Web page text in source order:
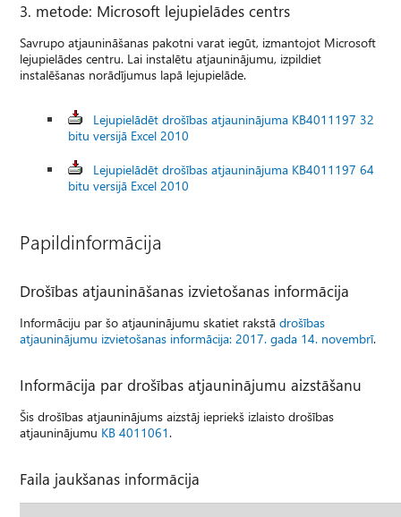
3. metode: Microsoft lejupielādes centrs
Savrupo atjaunināšanas pakotni varat iegūt, izmantojot Microsoft
lejupielādes centru. Lai instalētu atjauninājumu, izpildiet
instalēšanas norādījumus lapā lejupielāde.
Lejupielādēt drošības atjauninājuma KB4011197 32
bitu versijā Excel 2010
Lejupielādēt drošības atjauninājuma KB4011197 64
bitu versijā Excel 2010
Papildinformācija
Drošības atjaunināšanas izvietošanas informācija
Informāciju par šo atjauninājumu skatiet rakstādrošības
atjauninājumu izvietošanas informācija: 2017. gada 14. novembrī.
Informācija par drošības atjauninājumu aizstāšanu
Šis drošības atjauninājums aizstāj iepriekš izlaisto drošības
atjauninājumu KB 4011061 .
Faila jaukšanas informācija